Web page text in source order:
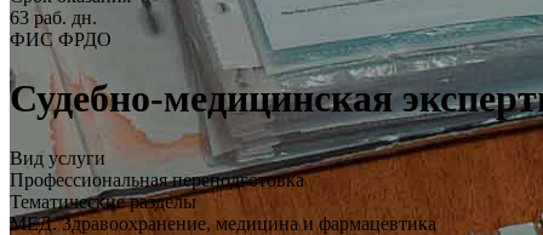
63 раб. дн.
ФИС ФРДО
Судебно-медицинская
Вид услуги
Профессиональная переподготовка
Тематические разделы
МЕД. Здравоохранение, медицина и фармацевтика